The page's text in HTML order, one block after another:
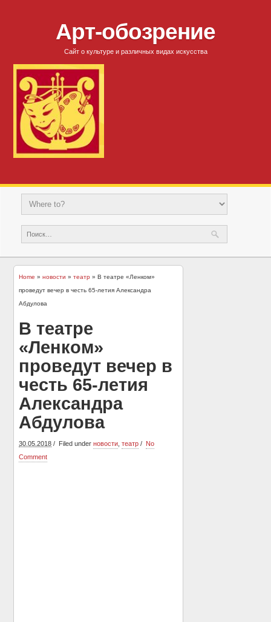
Арт-обозрение
Сайт о культуре и различных видах искусства
Home »новости »театр » В театре «Ленком»
проведут вечер в честь 65-летия Александра
Абдулова
В театре
«Ленком»
проведут вечер в
честь 65-летия
Александра
Абдулова
30.05.2018 Filed underновости ,театр
No
Comment